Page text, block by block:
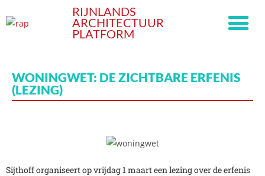
RIJNLANDS
ARCHITECTUUR
PLATFORM
WONINGWET: DE ZICHTBARE ERFENIS
(LEZING)
Sijthoff organiseert op vrijdag 1 maart een lezing over de erfenis